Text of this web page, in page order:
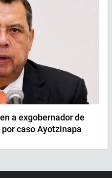
a exgobernador de
caso Ayotzinapa